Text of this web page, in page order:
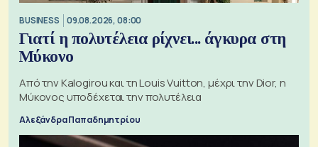
BUSINESS 09.08.2026, 08:00
Γιατί η πολυτέλεια ρίχνει... άγκυρα στη
Μύκονο
Από την Kalogirou και τη Louis Vuitton, μέχρι την Dior, η
Μύκονος υποδέχεται την πολυτέλεια
Αλεξάνδρα Παπαδημητρίου